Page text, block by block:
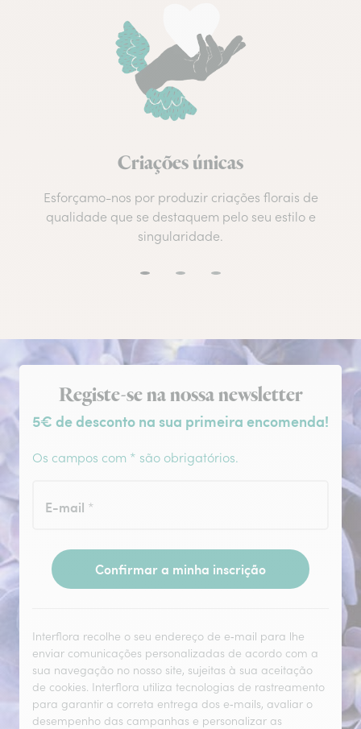
Criações únicas
Esforçamo-nos por produzir criações florais de
qualidade que se destaquem pelo seu estilo e
singularidade.
Subscrição da newsletter
Registe-se na nossa newsletter
5€ de desconto na sua primeira encomenda!
Os campos com * são obrigatórios.
E-mail *
Confirmar a minha inscrição
Interflora recolhe o seu endereço de e‑mail para lhe
enviar comunicações personalizadas de acordo com a
sua navegação no nosso site, sujeitas à sua aceitação
de cookies. Interflora utiliza tecnologias de rastreamento
para garantir a correta entrega dos e‑mails, avaliar o
desempenho das campanhas e personalizar as